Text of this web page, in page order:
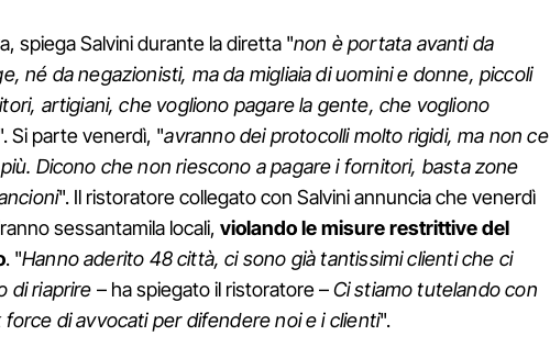
spiega Salvini durante la diretta "non è portata avanti da
né da negazionisti, ma da migliaia di uomini e donne, piccoli
artigiani, che vogliono pagare la gente, che vogliono
Si parte venerdì, "avranno dei protocolli molto rigidi, ma non ce
Dicono che non riescono a pagare i fornitori, basta zone
". Il ristoratore collegato con Salvini annuncia che venerdì
sessantamila locali, violando le misure restrittive del
. "Hanno aderito 48 città, ci sono già tantissimi clienti che ci
di riaprire – ha spiegato il ristoratore –Ci stiamo tutelando con
force di avvocati per difendere noi e i clienti".